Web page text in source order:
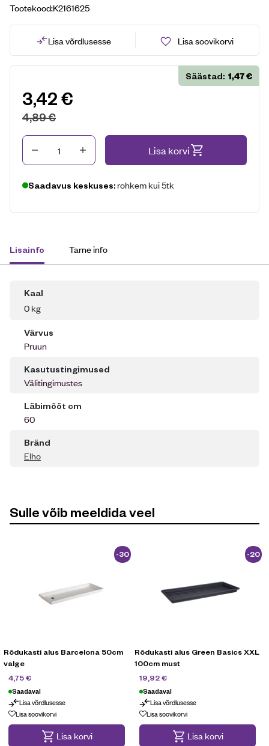
Tootekood:K2161625
Lisa võrdlusesse Lisa soovikorvi
3,42€
4,89€
Säästad: 1,47€
Kogus Lisa korvi
Saadavus keskuses: rohkem kui 5tk
Lisainfo Tarne info
Kaal
0 kg
Värvus
Pruun
Kasutustingimused
Välitingimustes
Läbimõõt cm
60
Bränd
Elho
Sulle võib meeldida veel
-30
%
Rõdukasti alus Barcelona 50cm
valge
4,75€
Saadaval
Lisa võrdlusesse
Lisa soovikorvi
Lisa korvi
-20
%
Rõdukasti alus Green Basics XXL
100cm must
19,92€
Saadaval
Lisa võrdlusesse
Lisa soovikorvi
Lisa korvi